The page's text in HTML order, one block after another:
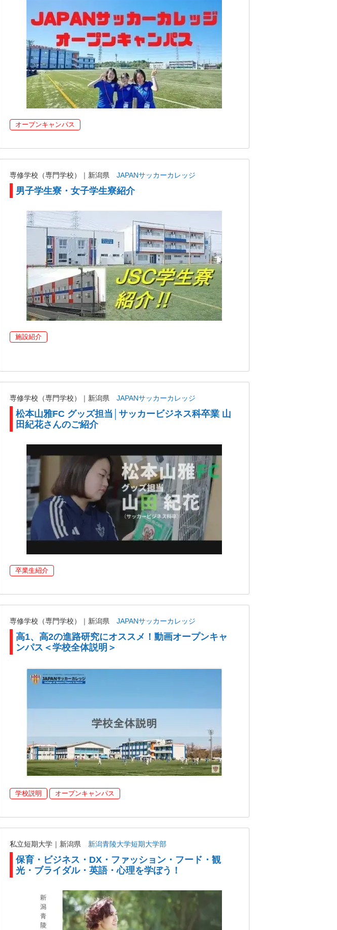
オープンキャンパス
専修学校（専門学校）｜新潟県 JAPANサッカーカレッジ
男子学生寮・女子学生寮紹介
施設紹介
専修学校（専門学校）｜新潟県 JAPANサッカーカレッジ
松本山雅FC グッズ担当│サッカービジネス科卒業 山
田紀花さんのご紹介
卒業生紹介
専修学校（専門学校）｜新潟県 JAPANサッカーカレッジ
高1、高2の進路研究にオススメ！動画オープンキャ
ンパス＜学校全体説明＞
学校説明 オープンキャンパス
私立短期大学｜新潟県 新潟青陵大学短期大学部
保育・ビジネス・DX・ファッション・フード・観
光・ブライダル・英語・心理を学ぼう！